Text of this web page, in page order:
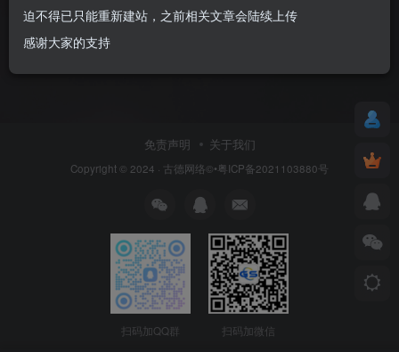
免责声明 关于我们
Copyright © 2024 · 古德网络©•粤ICP备2021103880号
扫码加QQ群 扫码加微信
迫不得已只能重新建站，之前相关文章会陆续上传
感谢大家的支持